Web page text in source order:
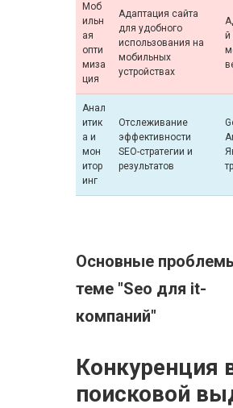
Моб
ильн
ая
опти
миза
ция
Адаптация сайта
для удобного
использования на
мобильных
устройствах
й
Анал
итик
а и
мон
итор
инг
Отслеживание
эффективности
SEO-стратегии и
результатов
Основные
теме "Seo для it-
компаний"
Конкуренция
поисковой